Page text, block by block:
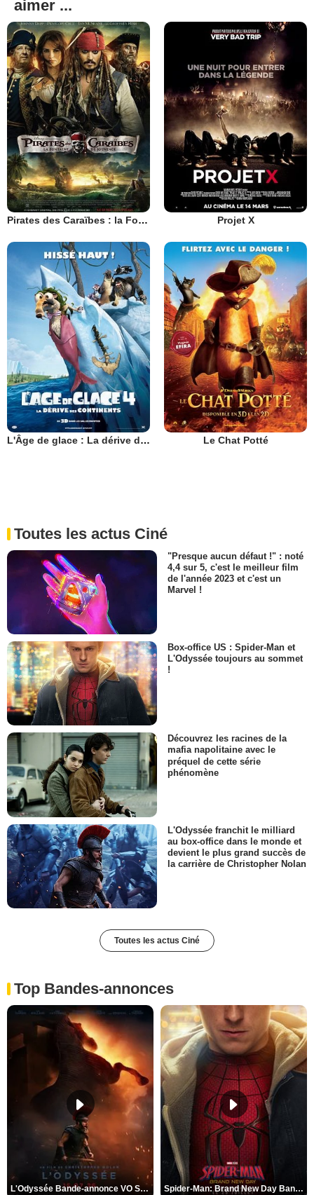
aimer ...
Pirates des Caraïbes : la Fontaine de Jouvence Projet X
L'Âge de glace : La dérive des continents Le Chat Potté
Toutes les actus Ciné
"Presque aucun défaut !" : noté
4,4 sur 5, c'est le meilleur film
de l'année 2023 et c'est un
Marvel !
Box-office US : Spider-Man et
L'Odyssée toujours au sommet
!
Découvrez les racines de la
mafia napolitaine avec le
préquel de cette série
phénomène
L'Odyssée franchit le milliard
au box-office dans le monde et
devient le plus grand succès de
la carrière de Christopher Nolan
Toutes les actus Ciné
Top Bandes-annonces
L'Odyssée Bande-annonce VO STFR Spider-Man: Brand New Day Bande-annonce VO STFR